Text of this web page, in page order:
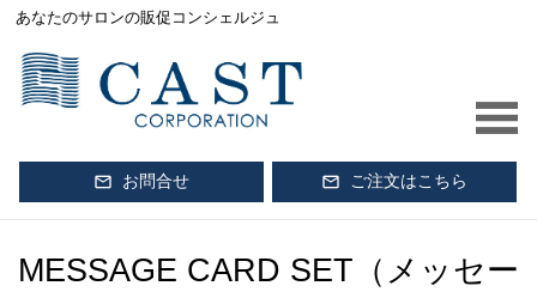
あなたのサロンの販促コンシェルジュ
mail_outline ご注文はこちら
mail_outline お問合せ
MESSAGE CARD SET（メッセー